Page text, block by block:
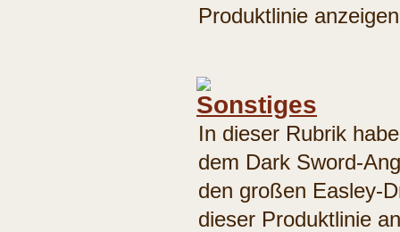
Produktlinie
In dieser Rubrik
dem Dark Sword-
den großen Easley-
dieser Produktlinie